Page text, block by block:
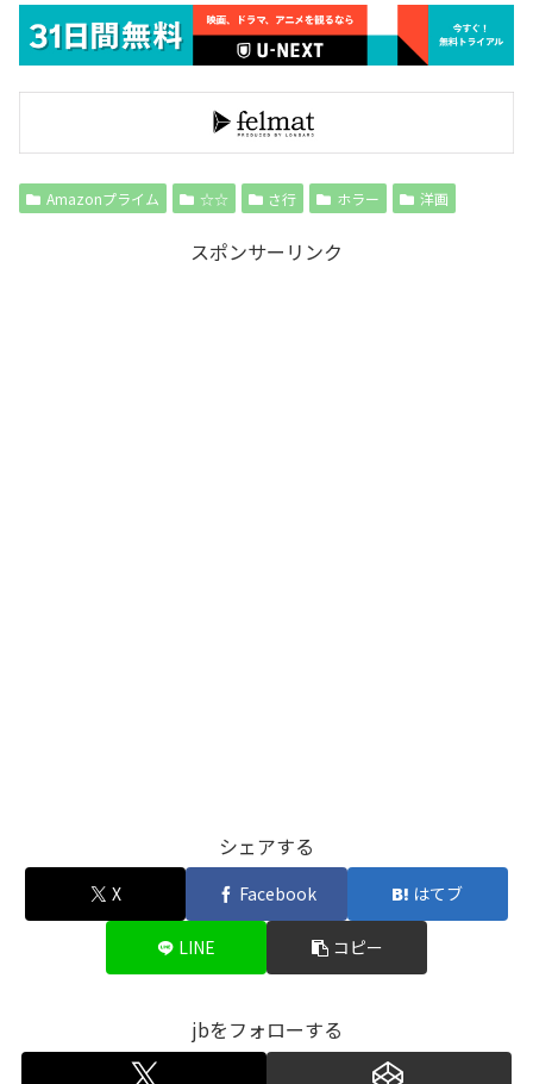
Amazonプライム ☆☆ さ行 ホラー 洋画
スポンサーリンク
シェアする
X Facebook はてブ
LINE コピー
jbをフォローする